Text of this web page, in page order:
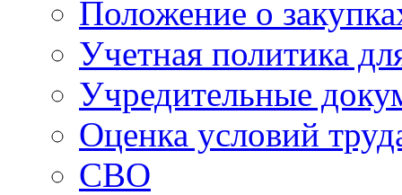
Положение о
Учетная политика
Учредительные
Оценка условий
СВО